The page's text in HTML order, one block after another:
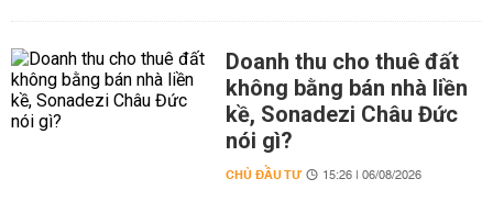
Doanh thu cho thuê đất
không bằng bán nhà liền
kề, Sonadezi Châu Đức
nói gì?
CHỦ ĐẦU TƯ 15:26 | 06/08/2026